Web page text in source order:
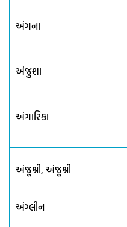
અંગના
અંજુશા
અંગારિકા
અંજૂશ્રી, અંજૂશ્રી
અંગ્લીન